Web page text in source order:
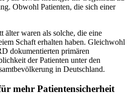
Obwohl Patienten, die sich einer
älter waren als solche, die eine
Schaft erhalten haben. Gleichwohl
dokumentierten primären
der Patienten unter den
in Deutschland.
mehr Patientensicherheit